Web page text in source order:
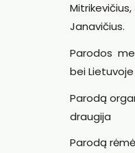
Janavičius.
Parodos
bei
Parodą
draugija
Parodą